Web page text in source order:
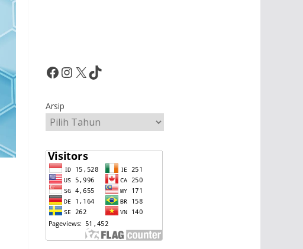
Facebook InstagramX TikTok
Arsip